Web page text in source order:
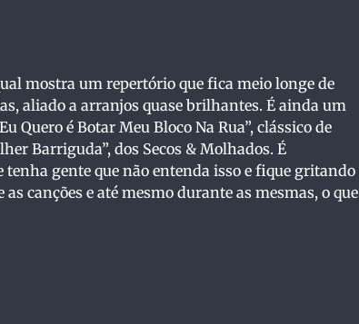
mostra um repertório que fica meio longe de
aliado a arranjos quase brilhantes. É ainda um
Quero é Botar Meu Bloco Na Rua”, clássico de
Barriguda”, dos Secos & Molhados. É
gente que não entenda isso e fique gritando
canções e até mesmo durante as mesmas, o que